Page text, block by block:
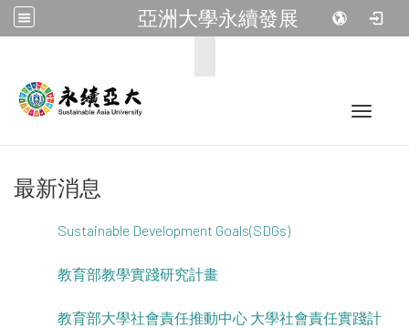
亞洲大學永續發展
Toggle
最新消息
Sustainable Development Goals(SDGs)
教育部教學實踐研究計畫
教育部大學社會責任推動中心 大學社會責任實踐計